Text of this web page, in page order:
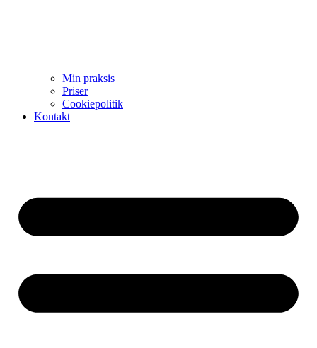
Min praksis
Priser
Cookiepolitik
Kontakt